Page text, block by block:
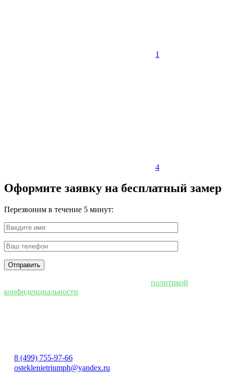
1
4
Оформите заявку на бесплатный замер
Перезвоним в течение 5 минут:
политикой
конфиденциальности
8 (499) 755-97-66
osteklenietriumph@yandex.ru